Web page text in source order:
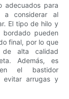
adecuados para
a considerar al
El tipo de hilo y
pueden
final, por lo que
de alta calidad
Además, es
el bastidor
evitar arrugas y